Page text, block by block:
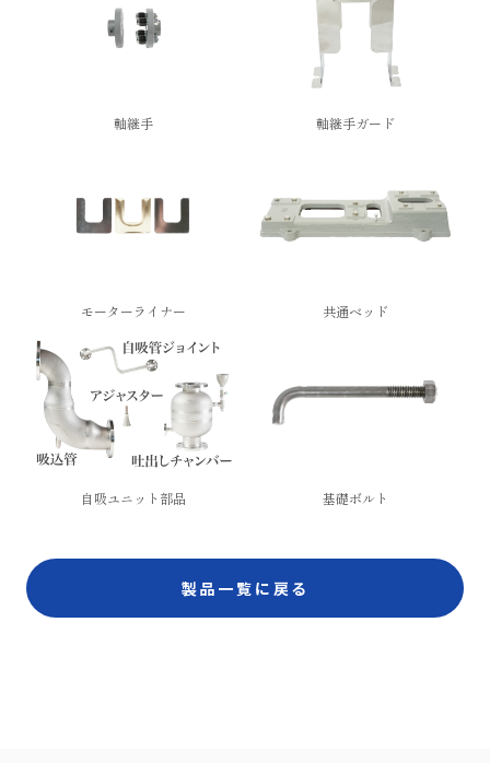
軸継手 軸継手ガード
モーターライナー 共通ベッド
自吸ユニット部品 基礎ボルト
製品一覧に戻る